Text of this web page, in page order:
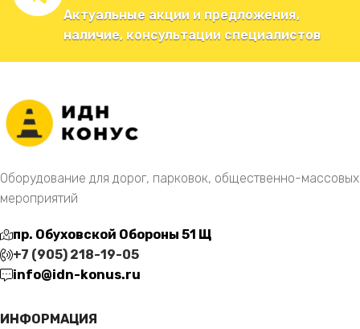
Актуальные акции и предложения,
наличие, консультации специалистов
Оборудование для дорог, парковок, общественно-массовых
мероприятий
пр. Обуховской Обороны 51 Щ
+7 (905) 218-19-05
info@idn-konus.ru
ИНФОРМАЦИЯ